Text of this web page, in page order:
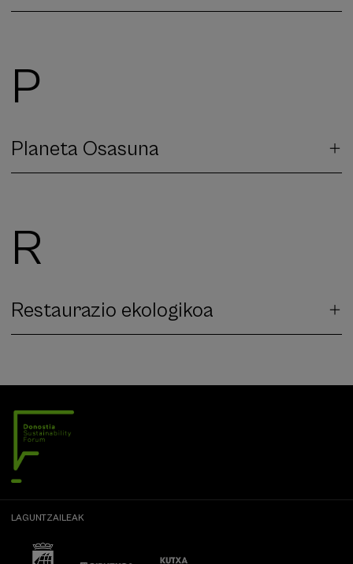
P
Planeta Osasuna
R
Restaurazio ekologikoa
LAGUNTZAILEAK